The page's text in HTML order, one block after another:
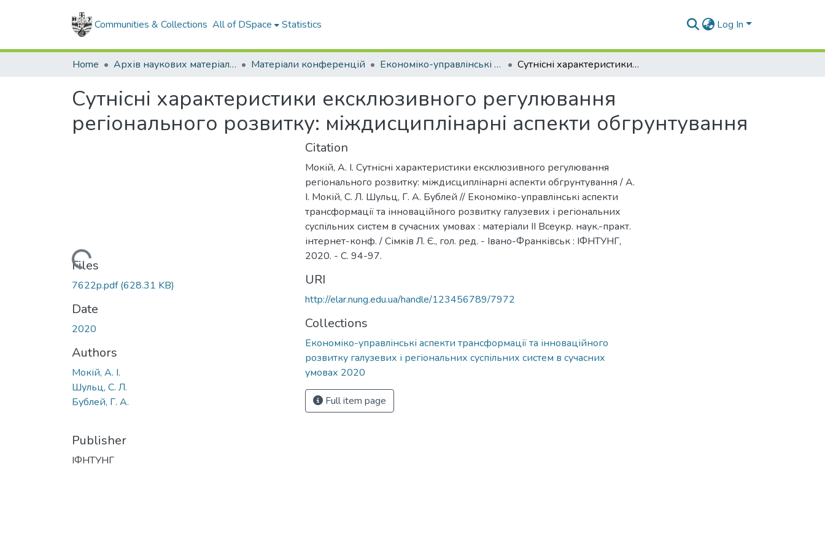
Communities & Collections All of DSpace Statistics Log In
Home Архів наукових матеріалів Матеріали конференцій Економіко-управлінські аспекти трансформації та інноваційного розвитку галузевих і регіональних суспільних систем в сучасних умовах 2020 Сутнісні характеристики ексклюзивного регулювання регіонального розвитку: міждисциплінарні аспекти обгрунтування
Сутнісні характеристики ексклюзивного регулювання
регіонального розвитку: міждисциплінарні аспекти обгрунтування
Loading...
Files
7622p.pdf(628.31 KB)
Date
2020
Authors
Мокій, А. І.
Шульц, С. Л.
Бублей, Г. А.
Publisher
ІФНТУНГ
Citation
Мокій, А. І. Сутнісні характеристики ексклюзивного регулювання
регіонального розвитку: міждисциплінарні аспекти обгрунтування / А.
І. Мокій, С. Л. Шульц, Г. А. Бублей // Економіко-управлінські аспекти
трансформації та інноваційного розвитку галузевих і регіональних
суспільних систем в сучасних умовах : матеріали II Всеукр. наук.-практ.
інтернет-конф. / Сімків Л. Є., гол. ред. - Івано-Франківськ : ІФНТУНГ,
2020. - С. 94-97.
URI
http://elar.nung.edu.ua/handle/123456789/7972
Collections
Економіко-управлінські аспекти трансформації та інноваційного
розвитку галузевих і регіональних суспільних систем в сучасних
умовах 2020
Full item page